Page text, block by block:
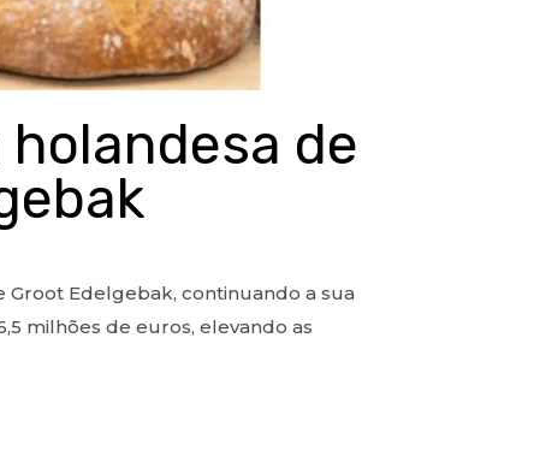
de
Edelgebak, continuando a sua
milhões de euros, elevando as